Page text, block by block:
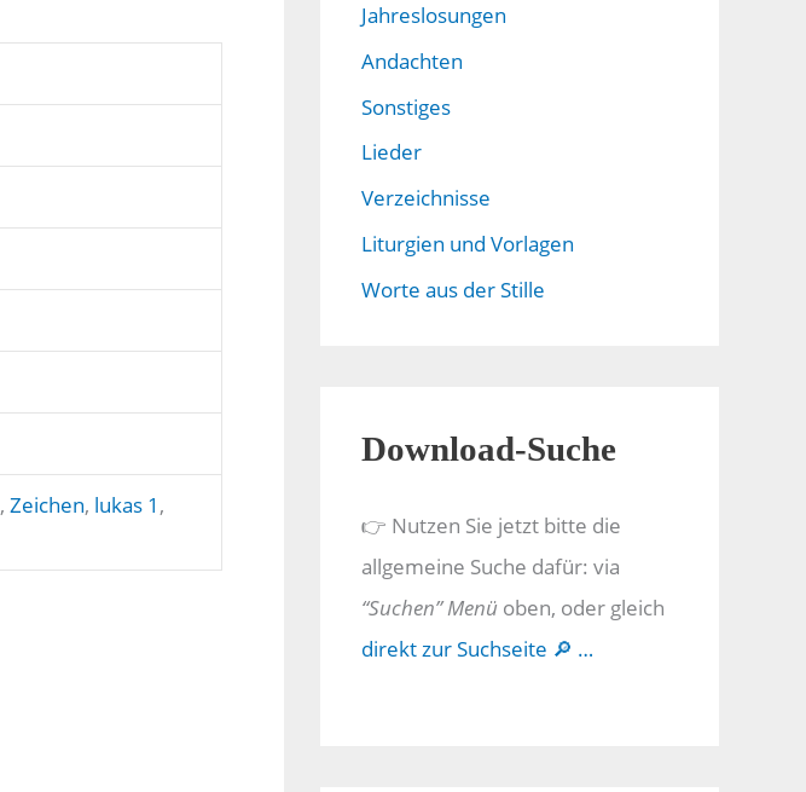
, Zeichen, lukas 1 ,
Jahreslosungen
Andachten
Sonstiges
Lieder
Verzeichnisse
Liturgien und Vorlagen
Worte aus der Stille
Download-Suche
👉 Nutzen Sie jetzt bitte die
allgemeine Suche dafür: via
“Suchen” Menü oben, oder gleich
direkt zur Suchseite 🔎 …